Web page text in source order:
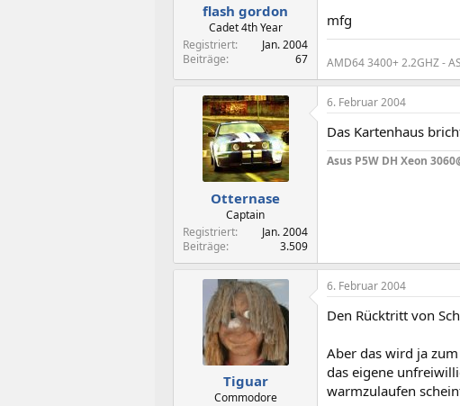
flash gordon
Cadet 4th Year
Registriert
Jan. 2004
Beiträge
67
mfg
AMD64 3400+ 2.2GHZ -
Otternase
Captain
Registriert
Jan. 2004
Beiträge
3.509
6. Februar 2004
Das Kartenhaus
Asus P5W DH Xeon
Tiguar
Commodore
6. Februar 2004
Den Rücktritt von
Aber das wird ja
das eigene
warmzulaufen